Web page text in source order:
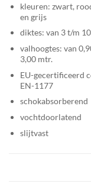
kleuren: zwart,
en grijs
diktes: van 3 t/m
valhoogtes: van
3,00 mtr.
EU-gecertificeerd
EN-1177
schokabsorberend
vochtdoorlatend
slijtvast